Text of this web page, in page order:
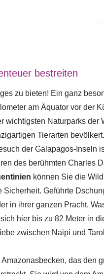
bestreiten
zu bieten! Ein ganz
am Äquator vor der
wichtigsten Naturparks
Tierarten
der Galapagos-
des berühmten Charles
können Sie die
Geführte
in ihrer ganzen Pracht.
hier bis zu 82 Meter in
zwischen Naipi und
das den